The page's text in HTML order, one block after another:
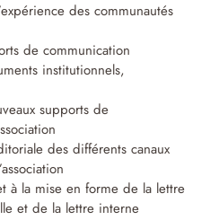
des communautés
de communication
institutionnels,
supports de
des différents canaux
à la mise en forme de la lettre
et de la lettre interne